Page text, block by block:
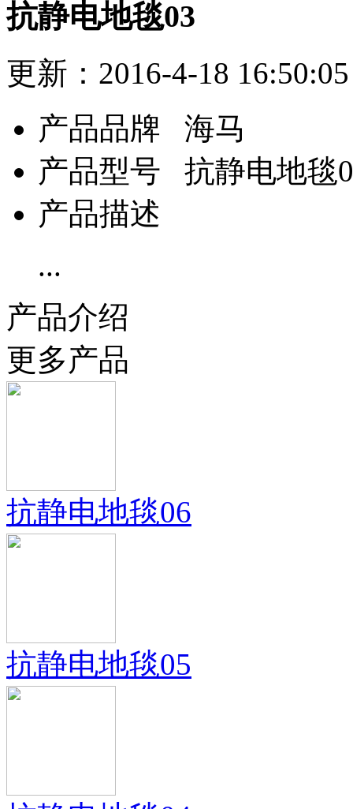
抗静电地毯03
更新：2016-4-18
产品品牌 海马
产品型号 抗静电地毯
产品描述
...
产品介绍
更多产品
抗静电地毯06
抗静电地毯05